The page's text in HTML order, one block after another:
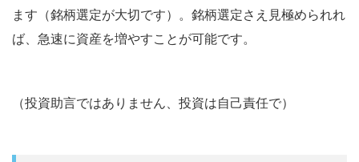
ます（銘柄選定が大切です）。銘柄選定さえ見極められれ
ば、急速に資産を増やすことが可能です。
（投資助言ではありません、投資は自己責任で）